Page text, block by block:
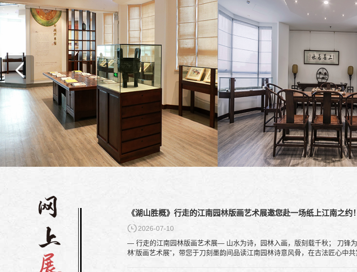
《湖山胜概》行走的江南园林版画艺术展邀您赴一场纸上江南之约！
2026-07-10
— 行走的江南园林版画艺术展— 山水为诗，园林入画，版刻载千秋； 刀锋为笔，烟云为墨，水印寄风流。 同济大学“《湖山胜概》——‘行走的江南园